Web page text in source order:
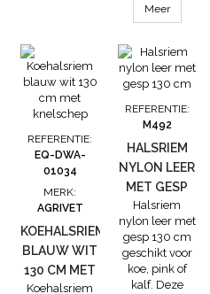
koehalsband is
universeel
kokernummers
eenvoudig om
de halsband
kunt schuiven
om zo de koe
te kunnen
herkennen
Lengte: 130
cm Breedte: 4
cm
Meer
REFERENTIE:
EQ-DWA-
01034
MERK:
AGRIVET
KOEHALSRIEM
BLAUW WIT
130 CM MET
KNELSCHEP
Koehalsriem
REFERENTIE:
M492
HALSRIEM
NYLON LEER
MET GESP
130 CM
Halsriem
nylon leer met
gesp 130 cm
geschikt voor
koe, pink of
kalf. Deze